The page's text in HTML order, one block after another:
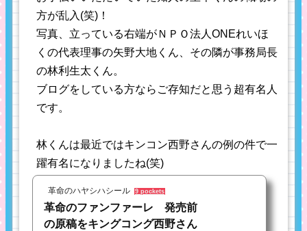
方が乱入(笑)！
写真、立っている右端がＮＰＯ法人ONEれいほ
くの代表理事の矢野大地くん、その隣が事務局長
の林利生太くん。
ブログをしている方ならご存知だと思う超有名人
です。
林くんは最近ではキンコン西野さんの例の件で一
躍有名になりましたね(笑)
革命のハヤシハシール 9 pockets
革命のファンファーレ 発売前
の原稿をキングコング西野さん